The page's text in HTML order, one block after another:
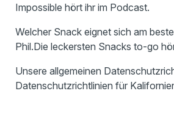
Impossible hört ihr im Podcast.
Welcher Snack eignet sich am
Phil.Die leckersten Snacks to-go
Unsere allgemeinen
Datenschutzrichtlinien für